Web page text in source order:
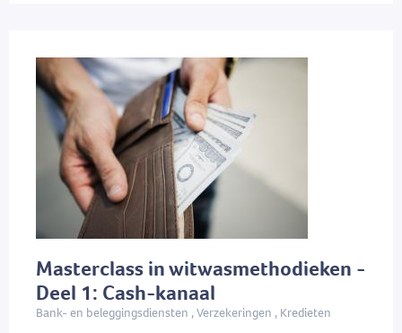
Masterclass in witwasmethodieken -
Deel 1: Cash-kanaal
Bank- en beleggingsdiensten , Verzekeringen , Kredieten